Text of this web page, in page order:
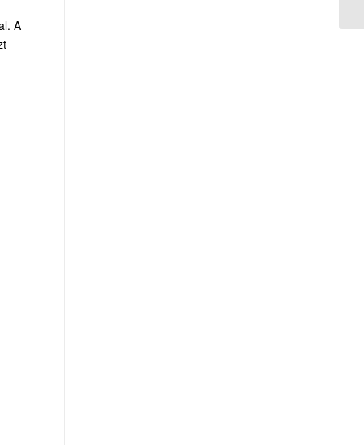
A